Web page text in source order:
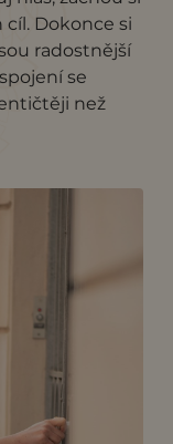
Dokonce si
radostnější
se
než